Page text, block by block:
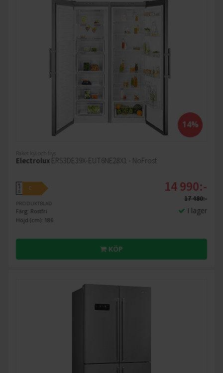
14%
Paket kyl och frys
Electrolux ERS3DE39X-EUT6NE28X1 - NoFrost
A
↑
G
E
PRODUKTBLAD
Färg: Rostfri
Höjd (cm): 186
14 990:-
17 480:-
I lager
KÖP